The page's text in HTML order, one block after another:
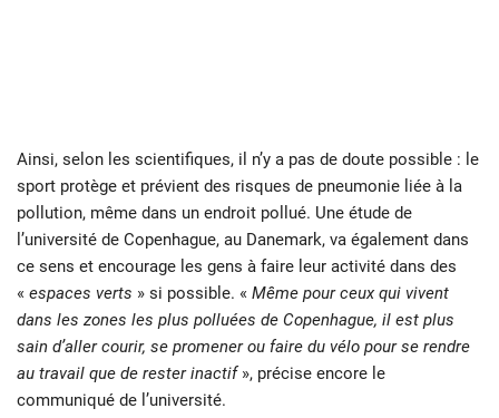
Ainsi, selon les scientifiques, il n’y a pas de doute possible : le
sport protège et prévient des risques de pneumonie liée à la
pollution, même dans un endroit pollué. Une étude de
l’université de Copenhague, au Danemark, va également dans
ce sens et encourage les gens à faire leur activité dans des
« espaces verts » si possible. « Même pour ceux qui vivent
dans les zones les plus polluées de Copenhague, il est plus
sain d’aller courir, se promener ou faire du vélo pour se rendre
au travail que de rester inactif», précise encore le
communiqué de l’université.